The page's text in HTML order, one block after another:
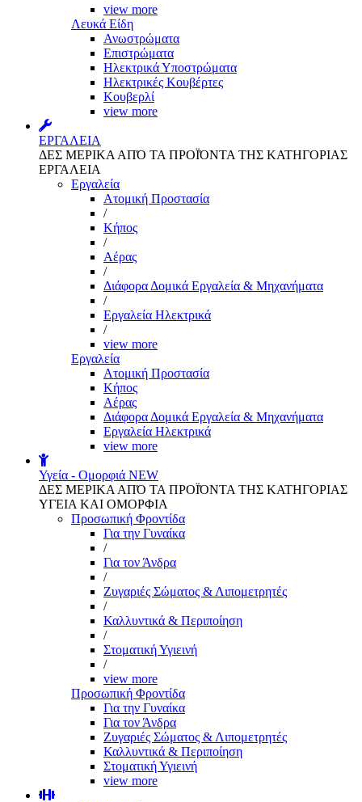
view more
Λευκά Είδη
Ανωστρώματα
Επιστρώματα
Ηλεκτρικά Υποστρώματα
Ηλεκτρικές Κουβέρτες
Κουβερλί
view more
ΕΡΓΑΛΕΙΑ
ΔΕΣ ΜΕΡΙΚΑ ΑΠΌ ΤΑ ΠΡΟΪΌΝΤΑ ΤΗΣ ΚΑΤΗΓΟΡΙΑΣ
ΕΡΓΑΛΕΙΑ
Εργαλεία
Aτομική Προστασία
/
Kήπος
/
Αέρας
/
Διάφορα Δομικά Εργαλεία & Μηχανήματα
/
Εργαλεία Ηλεκτρικά
/
view more
Εργαλεία
Aτομική Προστασία
Kήπος
Αέρας
Διάφορα Δομικά Εργαλεία & Μηχανήματα
Εργαλεία Ηλεκτρικά
view more
Υγεία - Ομορφιά NEW
ΔΕΣ ΜΕΡΙΚΑ ΑΠΌ ΤΑ ΠΡΟΪΌΝΤΑ ΤΗΣ ΚΑΤΗΓΟΡΙΑΣ
ΥΓΕΙΑ ΚΑΙ ΟΜΟΡΦΙΑ
Προσωπική Φροντίδα
Για την Γυναίκα
/
Για τον Άνδρα
/
Ζυγαριές Σώματος & Λιπομετρητές
/
Καλλυντικά & Περιποίηση
/
Στοματική Υγιεινή
/
view more
Προσωπική Φροντίδα
Για την Γυναίκα
Για τον Άνδρα
Ζυγαριές Σώματος & Λιπομετρητές
Καλλυντικά & Περιποίηση
Στοματική Υγιεινή
view more